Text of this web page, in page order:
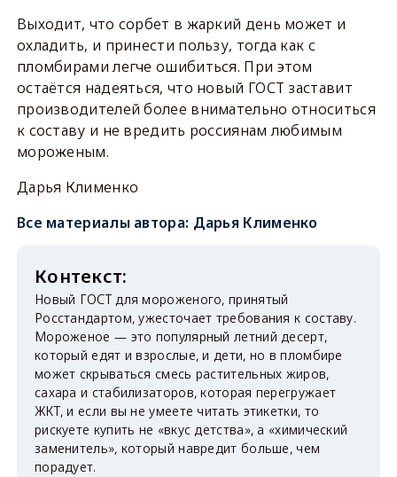
Выходит, что сорбет в жаркий день может и
охладить, и принести пользу, тогда как с
пломбирами легче ошибиться. При этом
остаётся надеяться, что новый ГОСТ заставит
производителей более внимательно относиться
к составу и не вредить россиянам любимым
мороженым.
Дарья Клименко
Все материалы автора: Дарья Клименко
Новый ГОСТ для мороженого, принятый
Росстандартом, ужесточает требования к составу.
Мороженое — это популярный летний десерт,
который едят и взрослые, и дети, но в пломбире
может скрываться смесь растительных жиров,
сахара и стабилизаторов, которая перегружает
ЖКТ, и если вы не умеете читать этикетки, то
рискуете купить не «вкус детства», а «химический
заменитель», который навредит больше, чем
порадует.